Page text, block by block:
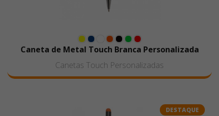
Caneta de Metal Touch Branca Personalizada
Canetas Touch Personalizadas
DESTAQUE